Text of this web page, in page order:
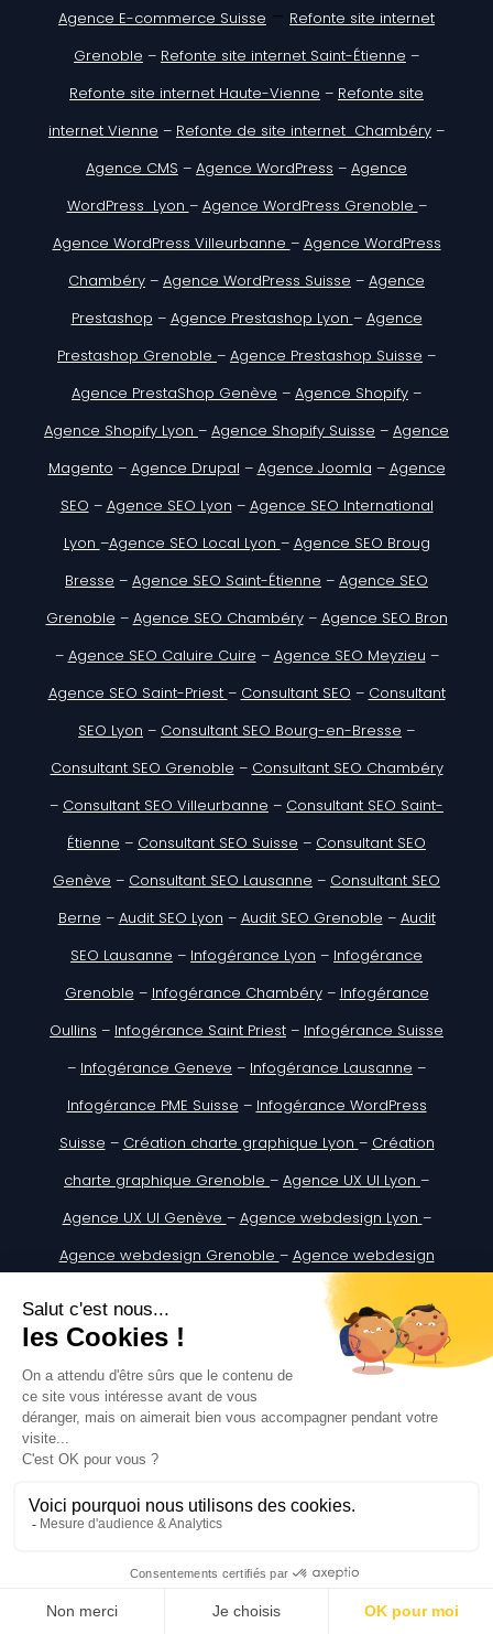
Agence E-commerce Suisse – Refonte site internet
Grenoble – Refonte site internet Saint-Étienne –
Refonte site internet Haute-Vienne – Refonte site
internet Vienne – Refonte de site internet Chambéry –
Agence CMS – Agence WordPress – Agence
WordPress Lyon – Agence WordPress Grenoble –
Agence WordPress Villeurbanne – Agence WordPress
Chambéry – Agence WordPress Suisse – Agence
Prestashop – Agence Prestashop Lyon – Agence
Prestashop Grenoble – Agence Prestashop Suisse –
Agence PrestaShop Genève – Agence Shopify –
Agence Shopify Lyon – Agence Shopify Suisse – Agence
Magento – Agence Drupal – Agence Joomla – Agence
SEO – Agence SEO Lyon – Agence SEO International
Lyon –Agence SEO Local Lyon – Agence SEO Broug
Bresse – Agence SEO Saint-Étienne – Agence SEO
Grenoble – Agence SEO Chambéry– Agence SEO Bron
– Agence SEO Caluire Cuire – Agence SEO Meyzieu –
Agence SEO Saint-Priest – Consultant SEO – Consultant
SEO Lyon – Consultant SEO Bourg-en-Bresse –
Consultant SEO Grenoble – Consultant SEO Chambéry
– Consultant SEO Villeurbanne – Consultant SEO Saint-
Étienne – Consultant SEO Suisse – Consultant SEO
Genève – Consultant SEO Lausanne – Consultant SEO
Berne – Audit SEO Lyon – Audit SEO Grenoble – Audit
SEO Lausanne – Infogérance Lyon – Infogérance
Grenoble – Infogérance Chambéry– Infogérance
Oullins – Infogérance Saint Priest – Infogérance Suisse
– Infogérance Geneve – Infogérance Lausanne –
Infogérance PME Suisse – Infogérance WordPress
Suisse – Création charte graphique Lyon – Création
charte graphique Grenoble – Agence UX UI Lyon –
Agence UX UI Genève – Agence webdesign Lyon –
Agence webdesign Grenoble – Agence webdesign
Agence webdesign Suisse
webdesign Genève
Agence webdesign Lausanne
Digitify SASU au Capital de : 5 000€
ADRESSE : 333 A Rue du Doyen Georges Chapas, 69009
Assurances Multirisque Professionnelle portant le n°
11376573908 chez CREDIT AGRICOLEASSURANCES
légales|CGU|Cookies